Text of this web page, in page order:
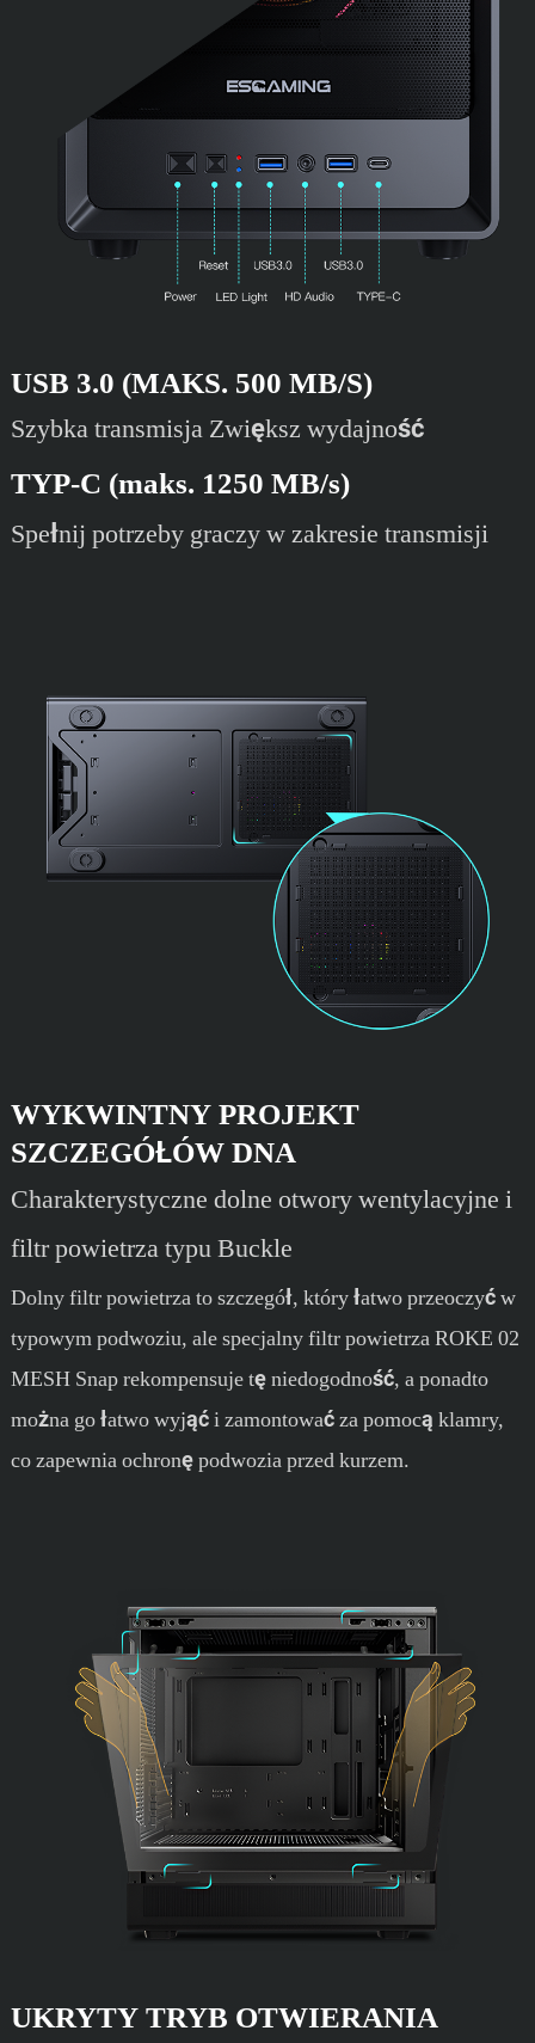
USB 3.0 (MAKS. 500 MB/S)
Szybka transmisja Zwiększ wydajność
TYP-C (maks. 1250 MB/s)
Spełnij potrzeby graczy w zakresie transmisji
WYKWINTNY PROJEKT
SZCZEGÓŁÓW DNA
Charakterystyczne dolne otwory wentylacyjne i
filtr powietrza typu Buckle
Dolny filtr powietrza to szczegół, który łatwo przeoczyć w
typowym podwoziu, ale specjalny filtr powietrza ROKE 02
MESH Snap rekompensuje tę niedogodność, a ponadto
można go łatwo wyjąć i zamontować za pomocą klamry,
co zapewnia ochronę podwozia przed kurzem.
UKRYTY TRYB OTWIERANIA